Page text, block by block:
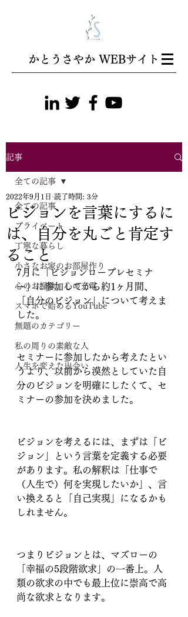
​かとうさやか WEBサイト
記事
全ての記事
プライベート
丁寧な暮らし
小さなお家のお部屋作り
心のお掃除、心の充電
スマホで始めるYouTube
無題のカテゴリー
私の周りの素敵な人
人生を変えた出会い
全ての記事
ビジョンを言葉にするに
は、自分を丸ごと肯定す
ること
2022年9月1日 読了時間: 3分
7月に「ビジョンロープレセミナ
ー」に参加してから約1ヶ月間、
「自分のビジョン」について考えま
した。
セミナーに参加したから考えたとい
うより、以前から漠然としていた自
分のビジョンを明確にしたくて、セ
ミナーの参加を決めました。
ビジョンを考えるには、まずは「ビ
ジョン」という言葉を定義する必要
があります。私の解釈は「仕事で
（人生で）何を実現したいか」、言
い換えると「自己実現」になるかも
しれません。
つまりビジョンとは、マズローの
「幸福の5段階欲求」の一番上。人
類の欲求の中でも最上位に崇高で高
尚な欲求となります。